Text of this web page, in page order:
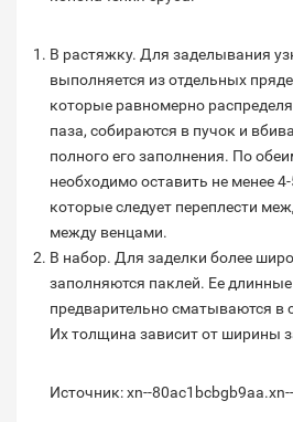
В растяжку. Для заделывания
выполняется из отдельных
которые равномерно
паза, собираются в пучок и
полного его заполнения. По
необходимо оставить не менее 4-
которые следует переплести
между венцами.
В набор. Для заделки более
заполняются паклей. Ее
предварительно сматываются в
Их толщина зависит от ширины
Источник: xn--